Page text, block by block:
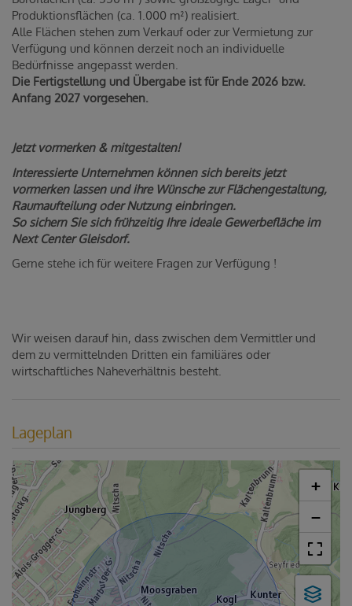
Produktionsflächen (ca. 1.000 m²) realisiert.
Alle Flächen stehen zum Verkauf oder zur Vermietung zur
Verfügung und können derzeit noch an individuelle
Bedürfnisse angepasst werden.
Die Fertigstellung und Übergabe ist für Ende 2026 bzw.
Anfang 2027 vorgesehen.
Jetzt vormerken & mitgestalten!
Interessierte Unternehmen können sich bereits jetzt
vormerken lassen und ihre Wünsche zur Flächengestaltung,
Raumaufteilung oder Nutzung einbringen.
So sichern Sie sich frühzeitig Ihre ideale Gewerbefläche im
Next Center Gleisdorf.
Gerne stehe ich für weitere Fragen zur Verfügung !
Wir weisen darauf hin, dass zwischen dem Vermittler und
dem zu vermittelnden Dritten ein familiäres oder
wirtschaftliches Naheverhältnis besteht.
Lageplan
+
−